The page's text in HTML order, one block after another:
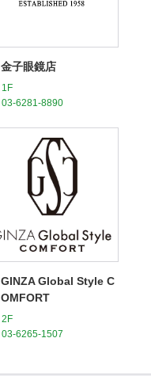
金子眼鏡店
1F
03-6281-8890
GINZA Global Style C
OMFORT
2F
03-6265-1507